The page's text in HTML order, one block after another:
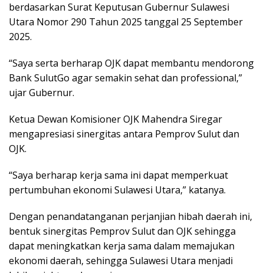
berdasarkan Surat Keputusan Gubernur Sulawesi
Utara Nomor 290 Tahun 2025 tanggal 25 September
2025.
“Saya serta berharap OJK dapat membantu mendorong
Bank SulutGo agar semakin sehat dan professional,”
ujar Gubernur.
Ketua Dewan Komisioner OJK Mahendra Siregar
mengapresiasi sinergitas antara Pemprov Sulut dan
OJK.
“Saya berharap kerja sama ini dapat memperkuat
pertumbuhan ekonomi Sulawesi Utara,” katanya.
Dengan penandatanganan perjanjian hibah daerah ini,
bentuk sinergitas Pemprov Sulut dan OJK sehingga
dapat meningkatkan kerja sama dalam memajukan
ekonomi daerah, sehingga Sulawesi Utara menjadi